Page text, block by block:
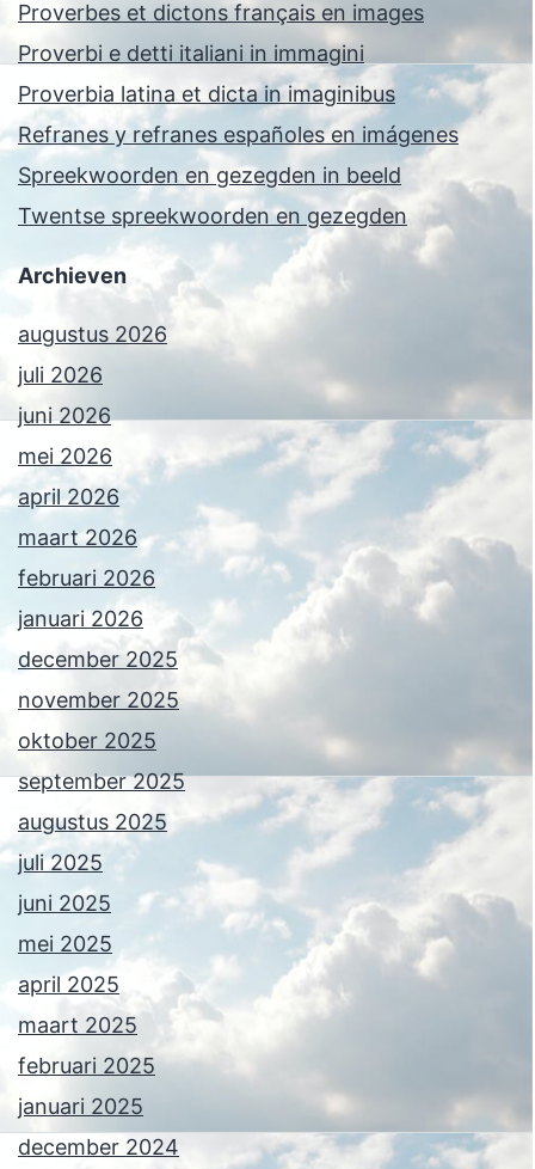
Proverbes et dictons français en images
Proverbi e detti italiani in immagini
Proverbia latina et dicta in imaginibus
Refranes y refranes españoles en imágenes
Spreekwoorden en gezegden in beeld
Twentse spreekwoorden en gezegden
Archieven
augustus 2026
juli 2026
juni 2026
mei 2026
april 2026
maart 2026
februari 2026
januari 2026
december 2025
november 2025
oktober 2025
september 2025
augustus 2025
juli 2025
juni 2025
mei 2025
april 2025
maart 2025
februari 2025
januari 2025
december 2024